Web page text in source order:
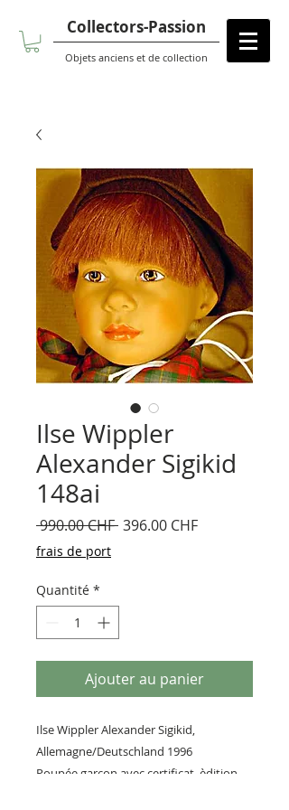
Collectors-Passion
Objets anciens et de collection
Ilse Wippler
Alexander Sigikid
148ai
990.00 CHF Prix
396.00 CHFPrix
frais de port
Quantité *
Ajouter au panier
Ilse Wippler Alexander Sigikid,
Allemagne/Deutschland 1996
Poupée garçon avec certificat, èdition